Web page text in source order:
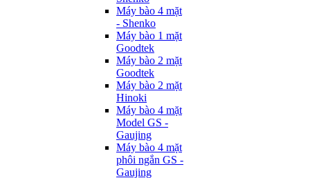
Máy bào 4 mặt
- Shenko
Máy bào 1 mặt
Goodtek
Máy bào 2 mặt
Goodtek
Máy bào 2 mặt
Hinoki
Máy bào 4 mặt
Model GS -
Gaujing
Máy bào 4 mặt
phôi ngắn GS -
Gaujing